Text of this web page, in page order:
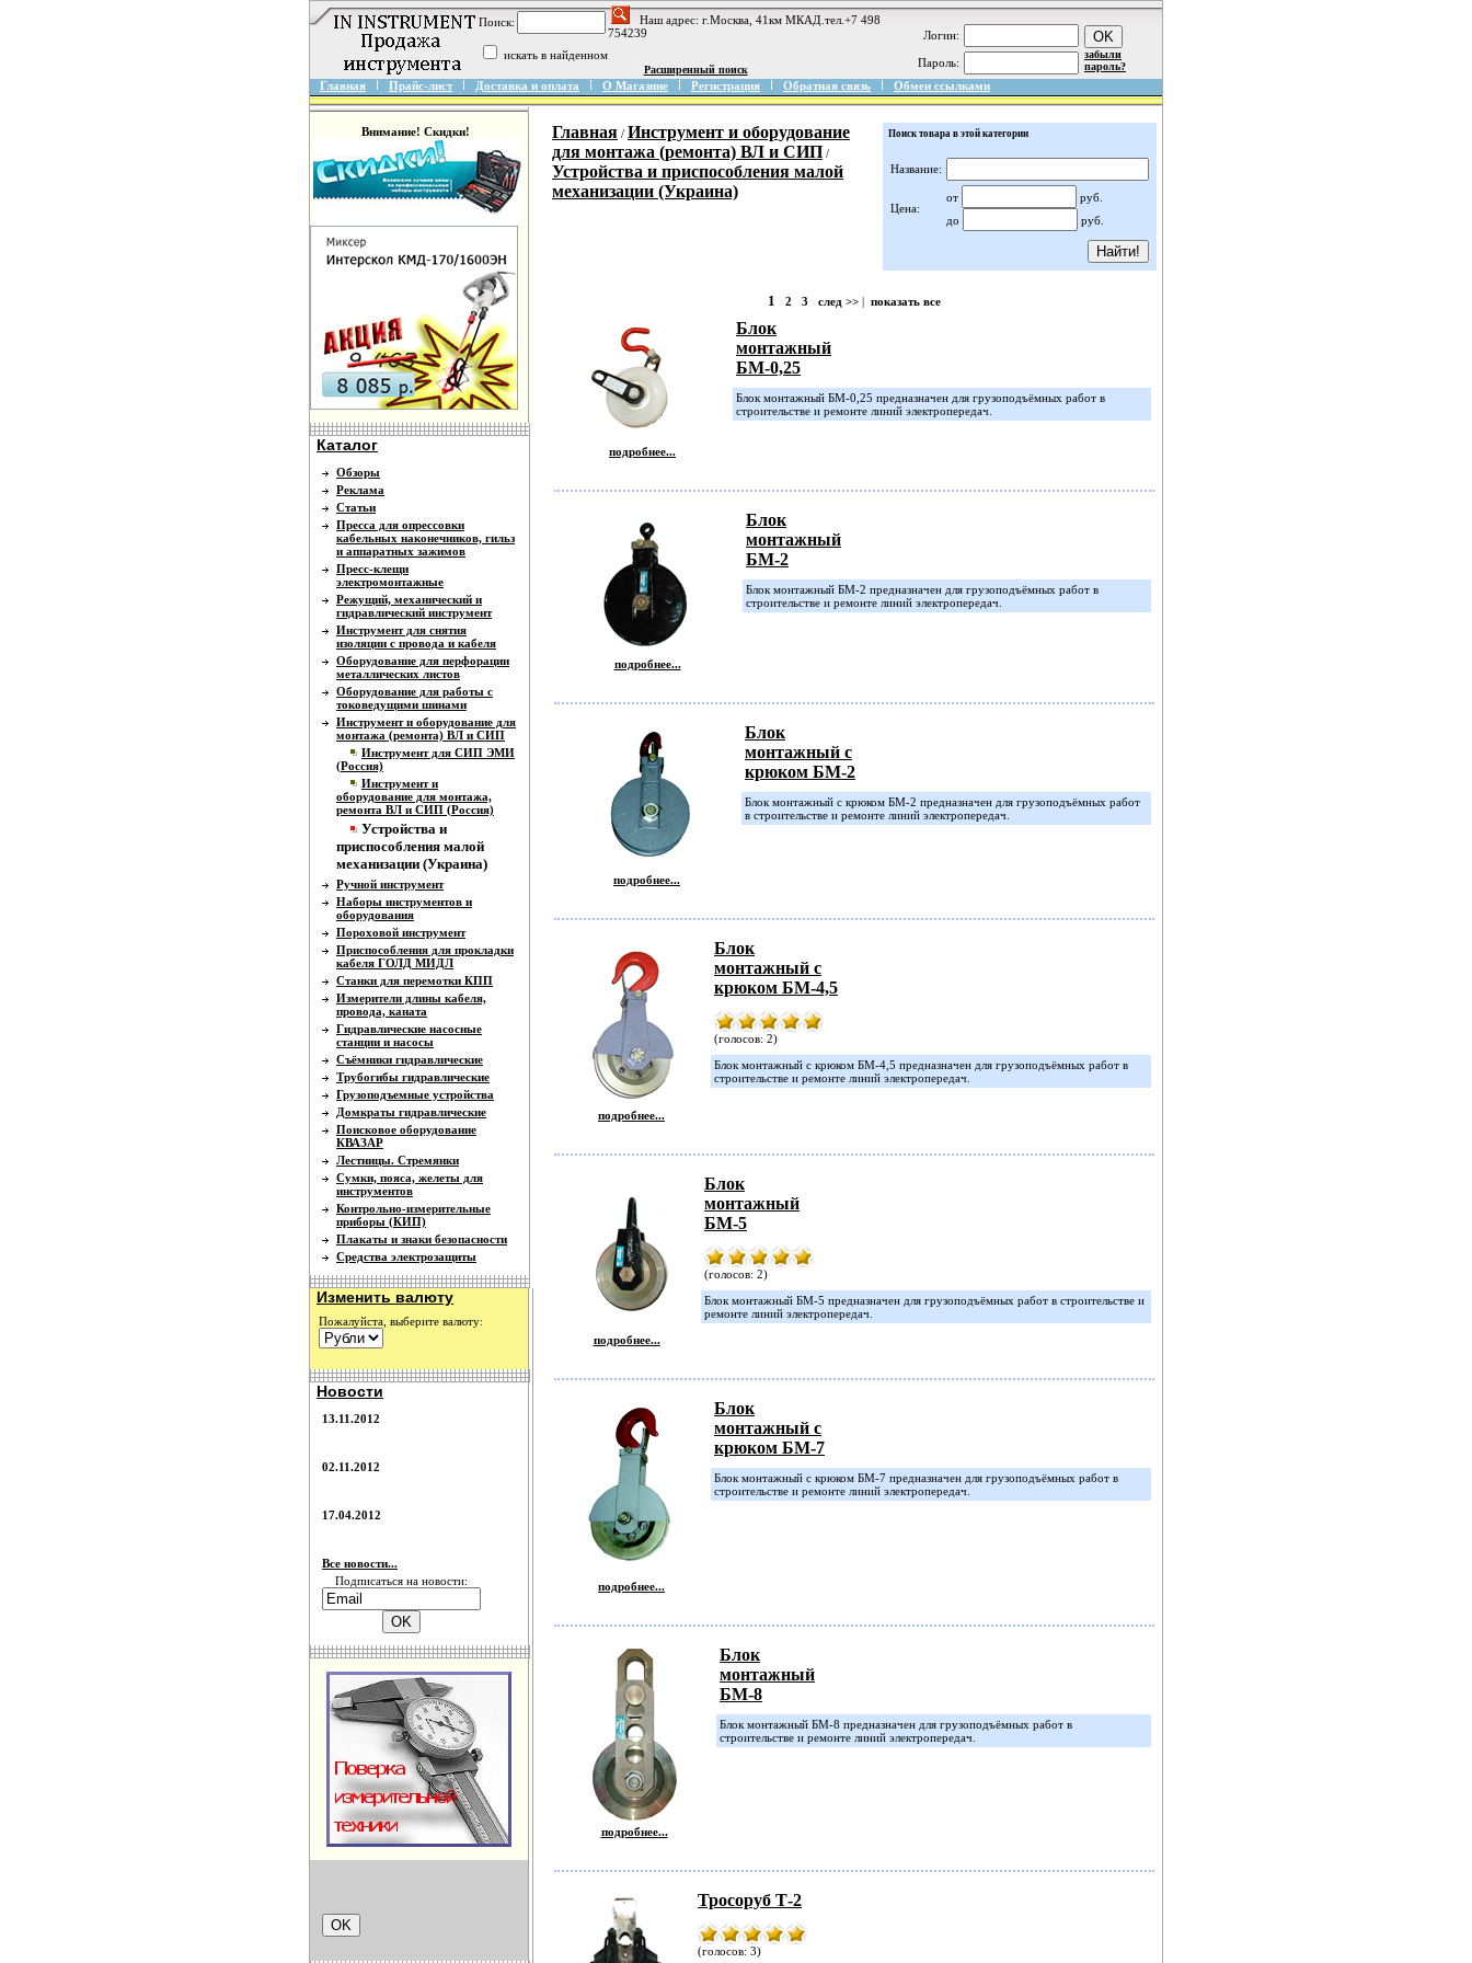
Поиск:
Наш адрес: г.Москва, 41км МКАД.тел.+7 498
754239
искать в найденном
Расширенный поиск
Логин:
Пароль:
забыли
пароль?
Главная Прайс-лист Доставка и оплата О Магазине Регистрация Обратная связь Обмен ссылками
Внимание! Скидки!
Каталог
Обзоры
Реклама
Статьи
Пресса для опрессовки
кабельных наконечников, гильз
и аппаратных зажимов
Пресс-клещи
электромонтажные
Режущий, механический и
гидравлический инструмент
Инструмент для снятия
изоляции с провода и кабеля
Оборудование для перфорации
металлических листов
Оборудование для работы с
токоведущими шинами
Инструмент и оборудование для
монтажа (ремонта) ВЛ и СИП
Инструмент для СИП ЭМИ
(Россия)
Инструмент и
оборудование для монтажа,
ремонта ВЛ и СИП (Россия)
Устройства и
приспособления малой
механизации (Украина)
Ручной инструмент
Наборы инструментов и
оборудования
Пороховой инструмент
Приспособления для прокладки
кабеля ГОЛД МИДЛ
Станки для перемотки КПП
Измерители длины кабеля,
провода, каната
Гидравлические насосные
станции и насосы
Съёмники гидравлические
Трубогибы гидравлические
Грузоподъемные устройства
Домкраты гидравлические
Поисковое оборудование
КВАЗАР
Лестницы. Стремянки
Сумки, пояса, желеты для
инструментов
Контрольно-измерительные
приборы (КИП)
Плакаты и знаки безопасности
Средства электрозащиты
Изменить валюту
Пожалуйста, выберите валюту:
Новости
13.11.2012
02.11.2012
17.04.2012
Все новости...
Подписаться на новости:
Главная / Инструмент и оборудование
для монтажа (ремонта) ВЛ и СИП /
Устройства и приспособления малой
механизации (Украина)
Поиск товара в этой категории
Название:
Цена:
от
руб.
до
руб.
1 2 3 след >> | показать все
подробнее...
Блок
монтажный
БМ-0,25
Блок монтажный БМ-0,25 предназначен для грузоподъёмных работ в
строительстве и ремонте линий электропередач.
подробнее...
Блок
монтажный
БМ-2
Блок монтажный БМ-2 предназначен для грузоподъёмных работ в
строительстве и ремонте линий электропередач.
подробнее...
Блок
монтажный с
крюком БМ-2
Блок монтажный с крюком БМ-2 предназначен для грузоподъёмных работ
в строительстве и ремонте линий электропередач.
подробнее...
Блок
монтажный с
крюком БМ-4,5
(голосов: 2)
Блок монтажный с крюком БМ-4,5 предназначен для грузоподъёмных работ в
строительстве и ремонте линий электропередач.
подробнее...
Блок
монтажный
БМ-5
(голосов: 2)
Блок монтажный БМ-5 предназначен для грузоподъёмных работ в строительстве и
ремонте линий электропередач.
подробнее...
Блок
монтажный с
крюком БМ-7
Блок монтажный с крюком БМ-7 предназначен для грузоподъёмных работ в
строительстве и ремонте линий электропередач.
подробнее...
Блок
монтажный
БМ-8
Блок монтажный БМ-8 предназначен для грузоподъёмных работ в
строительстве и ремонте линий электропередач.
Тросоруб Т-2
(голосов: 3)